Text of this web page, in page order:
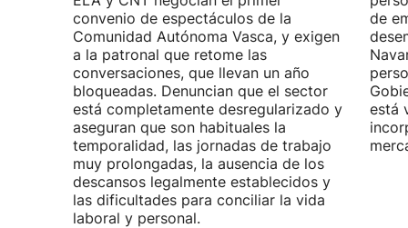
convenio de espectáculos de la
Comunidad Autónoma Vasca, y exigen
a la patronal que retome las
conversaciones, que llevan un año
bloqueadas. Denuncian que el sector
está completamente desregularizado y
aseguran que son habituales la
temporalidad, las jornadas de trabajo
muy prolongadas, la ausencia de los
descansos legalmente establecidos y
las dificultades para conciliar la vida
laboral y personal.
de
está